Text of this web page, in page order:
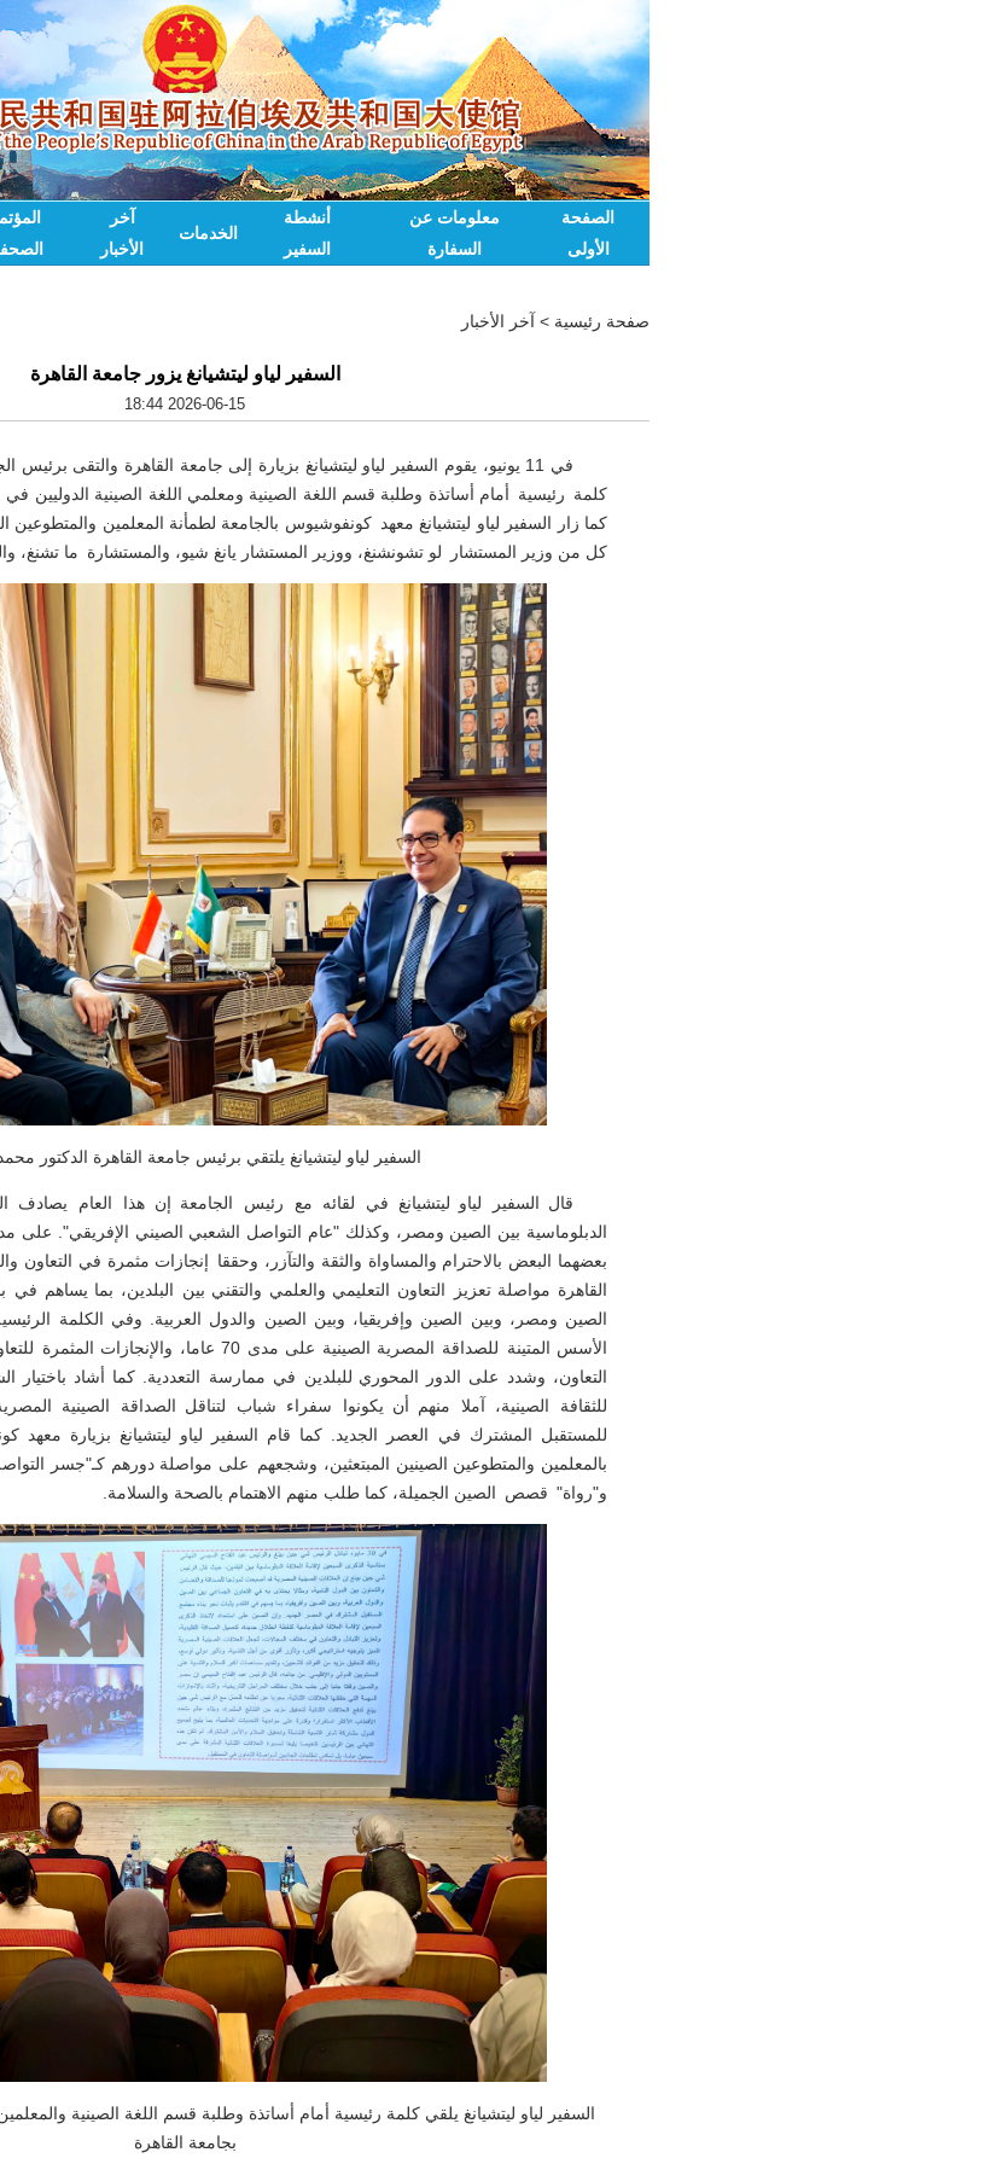
الصفحة
الأولى
معلومات عن
السفارة
أنشطة
السفير
الخدمات
آخر
الأخبار
صفحة رئيسية > آخر الأخبار
السفير لياو ليتشيانغ يزور جامعة القاهرة
2026-06-15 18:44
في 11 يونيو، يقوم السفير لياو ليتشيانغ بزيارة إلى جامعة القاهرة والتقى
كلمة رئيسية أمام أساتذة وطلبة قسم اللغة الصينية ومعلمي اللغة الصينية الدوليين
كما زار السفير لياو ليتشيانغ معهد كونفوشيوس بالجامعة لطمأنة المعلمين والمتطوعين
كل من وزير المستشار لو تشونشنغ، ووزير المستشار يانغ شيو، والمستشارة ما تشنغ،
السفير لياو ليتشيانغ يلتقي برئيس جامعة القاهرة الدكتور
قال السفير لياو ليتشيانغ في لقائه مع رئيس الجامعة إن هذا العام يصادف
الدبلوماسية بين الصين ومصر، وكذلك "عام التواصل الشعبي الصيني الإفريقي". على
بعضهما البعض بالاحترام والمساواة والثقة والتآزر، وحققا إنجازات مثمرة في
القاهرة مواصلة تعزيز التعاون التعليمي والعلمي والتقني بين البلدين، بما يساهم
الصين ومصر، وبين الصين وإفريقيا، وبين الصين والدول العربية. وفي الكلمة
الأسس المتينة للصداقة المصرية الصينية على مدى 70
التعاون، وشدد على الدور المحوري للبلدين في ممارسة التعددية. كما أشاد باختيار
للثقافة الصينية، آملا منهم أن يكونوا سفراء شباب لتناقل الصداقة الصينية
للمستقبل المشترك في العصر الجديد. كما قام السفير لياو ليتشيانغ بزيارة معهد
بالمعلمين والمتطوعين الصينين المبتعثين، وشجعهم على مواصلة دورهم كـ"جسر
و"رواة" قصص الصين الجميلة، كما طلب منهم الاهتمام بالصحة والسلامة.
السفير لياو ليتشيانغ يلقي كلمة رئيسية أمام أساتذة وطلبة قسم اللغة الصينية
بجامعة القاهرة